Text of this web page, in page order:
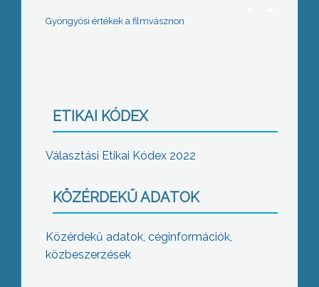
Gyöngyösi értékek a filmvásznon
ETIKAI KÓDEX
Választási Etikai Kódex 2022
KÖZÉRDEKŰ ADATOK
Közérdekű adatok, céginformációk,
közbeszerzések